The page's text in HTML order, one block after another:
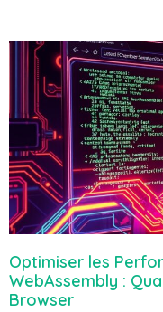
Optimiser les
WebAssembly :
Browser